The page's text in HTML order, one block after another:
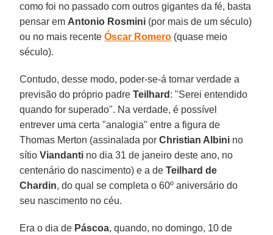
como foi no passado com outros gigantes da fé, basta
pensar em Antonio Rosmini (por mais de um século)
ou no mais recenteÓscar Romero (quase meio
século).
Contudo, desse modo, poder-se-á tornar verdade a
previsão do próprio padreTeilhard : "Serei entendido
quando for superado". Na verdade, é possível
entrever uma certa "analogia" entre a figura de
Thomas Merton (assinalada porChristian Albini no
sítioViandanti no dia 31 de janeiro deste ano, no
centenário do nascimento) e a deTeilhard de
Chardin, do qual se completa o 60º aniversário do
seu nascimento no céu.
Era o dia de Páscoa, quando, no domingo, 10 de